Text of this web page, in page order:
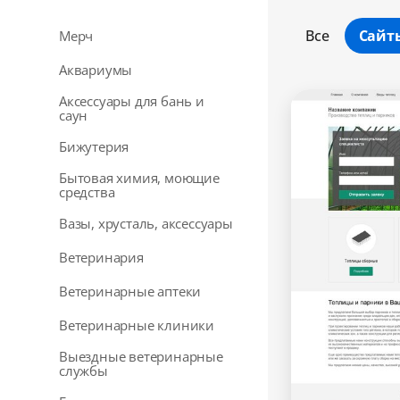
Мерч
Аквариумы
Аксессуары для бань и
саун
Бижутерия
Бытовая химия, моющие
средства
Вазы, хрусталь, аксессуары
Ветеринария
Ветеринарные аптеки
Ветеринарные клиники
Выездные ветеринарные
службы
Все